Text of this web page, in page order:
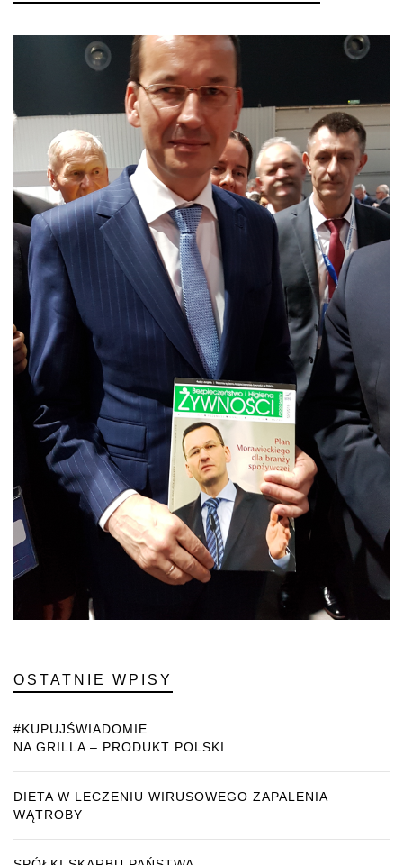
OSTATNIE WPISY
#KUPUJŚWIADOMIE
NA GRILLA – PRODUKT POLSKI
DIETA W LECZENIU WIRUSOWEGO ZAPALENIA
WĄTROBY